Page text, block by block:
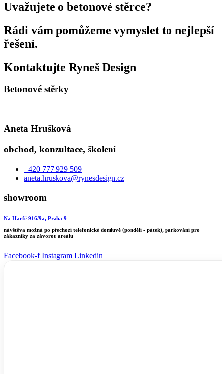
Uvažujete o betonové stěrce?
Rádi vám pomůžeme vymyslet to nejlepší
řešení.​
Kontaktujte Ryneš Design
Betonové stěrky
Aneta Hrušková
obchod, konzultace, školení
+420 777 929 509
aneta.hruskova@rynesdesign.cz
showroom
Na Harfě 916/9a, Praha 9
návštěva možná po přechozí telefonické domluvě (pondělí - pátek), parkování pro
zákazníky za závorou areálu
Facebook-f Instagram Linkedin